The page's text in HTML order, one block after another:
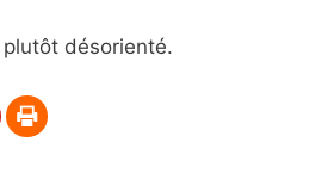
plutôt désorienté.